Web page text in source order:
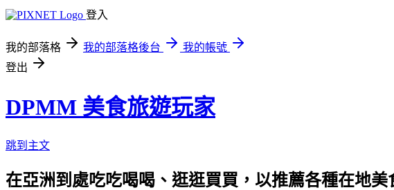
登入
我的部落格 我的部落格後台
我的帳號
登出
DPMM 美食旅遊玩家
跳到主文
在亞洲到處吃吃喝喝、逛逛買買，以推薦各種在地